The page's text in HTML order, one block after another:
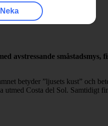
avstressande
betyder ”ljusets kust” och
Costa del Sol. Samtidigt
Neka